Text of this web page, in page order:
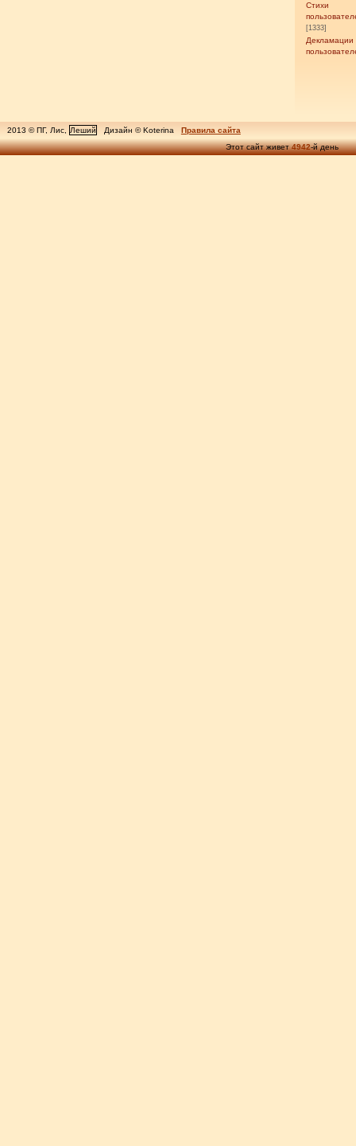
Стихи
[1333]
Декламации
2013 © ПГ, Лис, Леший Дизайн © Koterina
Правила сайта
Этот сайт живет4942-й день